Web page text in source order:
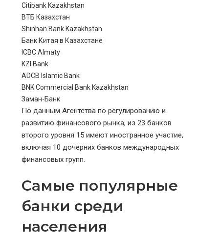
Citibank Kazakhstan
ВТБ Казахстан
Shinhan Bank Kazakhstan
Банк Китая в Казахстане
ICBC Almaty
KZI Bank
ADCB Islamic Bank
BNK Commercial Bank Kazakhstan
Заман-Банк
По данным Агентства по регулированию и
развитию финансового рынка, из 23 банков
второго уровня 15 имеют иностранное участие,
включая 10 дочерних банков международных
финансовых групп.
Самые популярные
банки среди
населения